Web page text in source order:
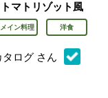
マトリゾット風
メイン料理 洋食
タログ さん